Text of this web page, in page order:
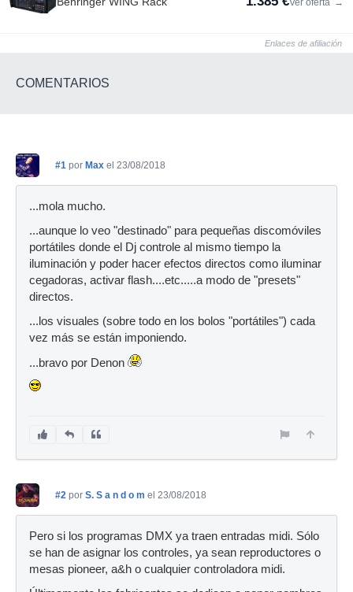
Enlaces de afiliación
COMENTARIOS
#1 por Max el 23/08/2018
...mola mucho.
...aunque lo veo "destinado" para pequeñas discomóviles
portátiles donde el Dj controle al mismo tiempo la
iluminación y poder hacer efectos directos como iluminar
cegadoras, activar flash....etc.....a modo de "presets"
directos.
...los visuales (sobre todo en los bolos "portátiles") cada
vez más se están imponiendo.
...bravo por Denon
#2 por S. S a n d o m el 23/08/2018
Pero si los programas DMX ya traen entradas midi. Sólo
se han de asignar los controles, ya sean reproductores o
mesas pioneer, a&h o cualquier controladora midi.